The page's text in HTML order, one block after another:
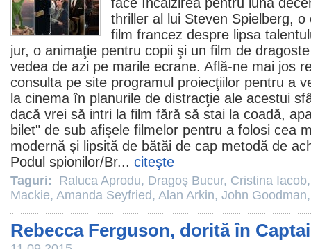
thriller al lui Steven Spielberg, o
film francez despre lipsa
jur, o animaţie pentru copii şi un film de
vedea de azi pe marile ecrane. Află-ne mai jos
consulta pe site programul proiecţiilor pentru a
la cinema în planurile de distracţie ale acestui
dacă vrei să intri la film fără să stai la coadă,
bilet" de sub afişele filmelor pentru a folosi cea
modernă şi lipsită de bătăi de cap metodă de
Podul spionilor/Br... citeşte
Taguri: Raluca Aprodu, Dragoş Bucur, Cristina Iacob
Mackie, Amanda Seyfried, Alan Arkin, John Goodman
Rebecca Ferguson, dorită în